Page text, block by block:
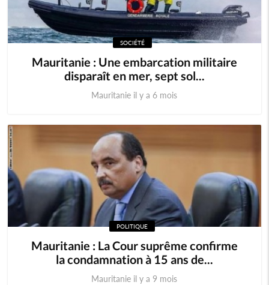
SOCIÉTÉ
Mauritanie : Une embarcation militaire
disparaît en mer, sept sol...
Mauritanie il y a 6 mois
POLITIQUE
Mauritanie : La Cour suprême confirme
la condamnation à 15 ans de...
Mauritanie il y a 9 mois